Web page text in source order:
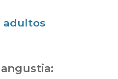
adultos